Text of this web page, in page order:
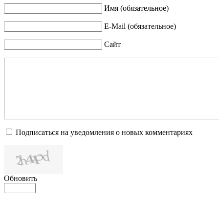
Имя (обязательное)
E-Mail (обязательное)
Сайт
Подписаться на уведомления о новых комментариях
Обновить